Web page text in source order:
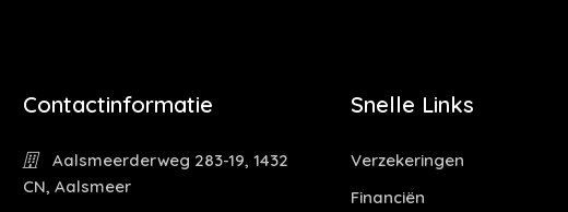
Contactinformatie
Aalsmeerderweg 283-19, 1432
CN, Aalsmeer
Snelle Links
Verzekeringen
Financiën